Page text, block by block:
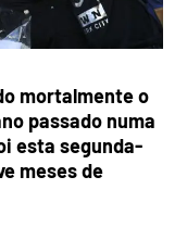
mortalmente o
passado numa
esta segunda-
meses de